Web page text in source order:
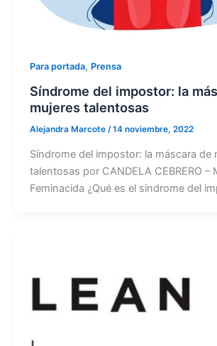
Para portada, Prensa
Síndrome del impostor: la
mujeres talentosas
Alejandra Marcote /14 noviembre, 2022
Síndrome del impostor: la máscara de
talentosas por CANDELA CEBRERO –
Feminacida ¿Qué es el síndrome del